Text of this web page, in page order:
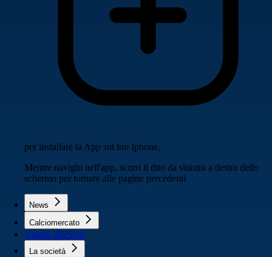
per installare la App sul tuo Iphone.
Mentre navighi nell'app, scorri il dito da sinistra a destra dello
schermo per tornare alle pagine precedenti
News
Calciomercato
Napoli 2025/26
La società